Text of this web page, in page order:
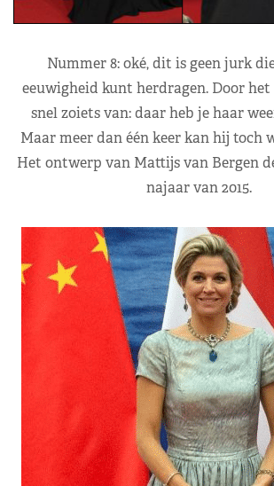
Nummer 8: oké, dit is geen jurk
eeuwigheid kunt herdragen. Door het
snel zoiets van: daar heb je haar
Maar meer dan één keer kan hij toch
Het ontwerp van Mattijs van Bergen
najaar van 2015.